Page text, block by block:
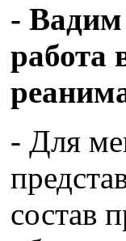
- Вадим
работа
- Для
состав